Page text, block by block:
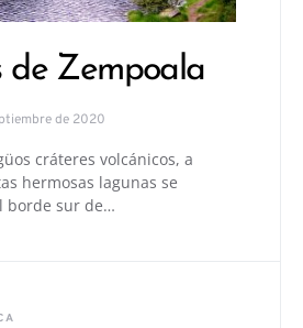
de Zempoala
de 2020
cráteres volcánicos, a
hermosas lagunas se
borde sur de…